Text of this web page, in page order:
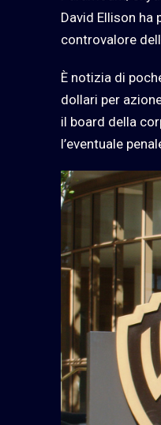
David Ellison
controvalore
È notizia di
dollari per
il board della
l’eventuale